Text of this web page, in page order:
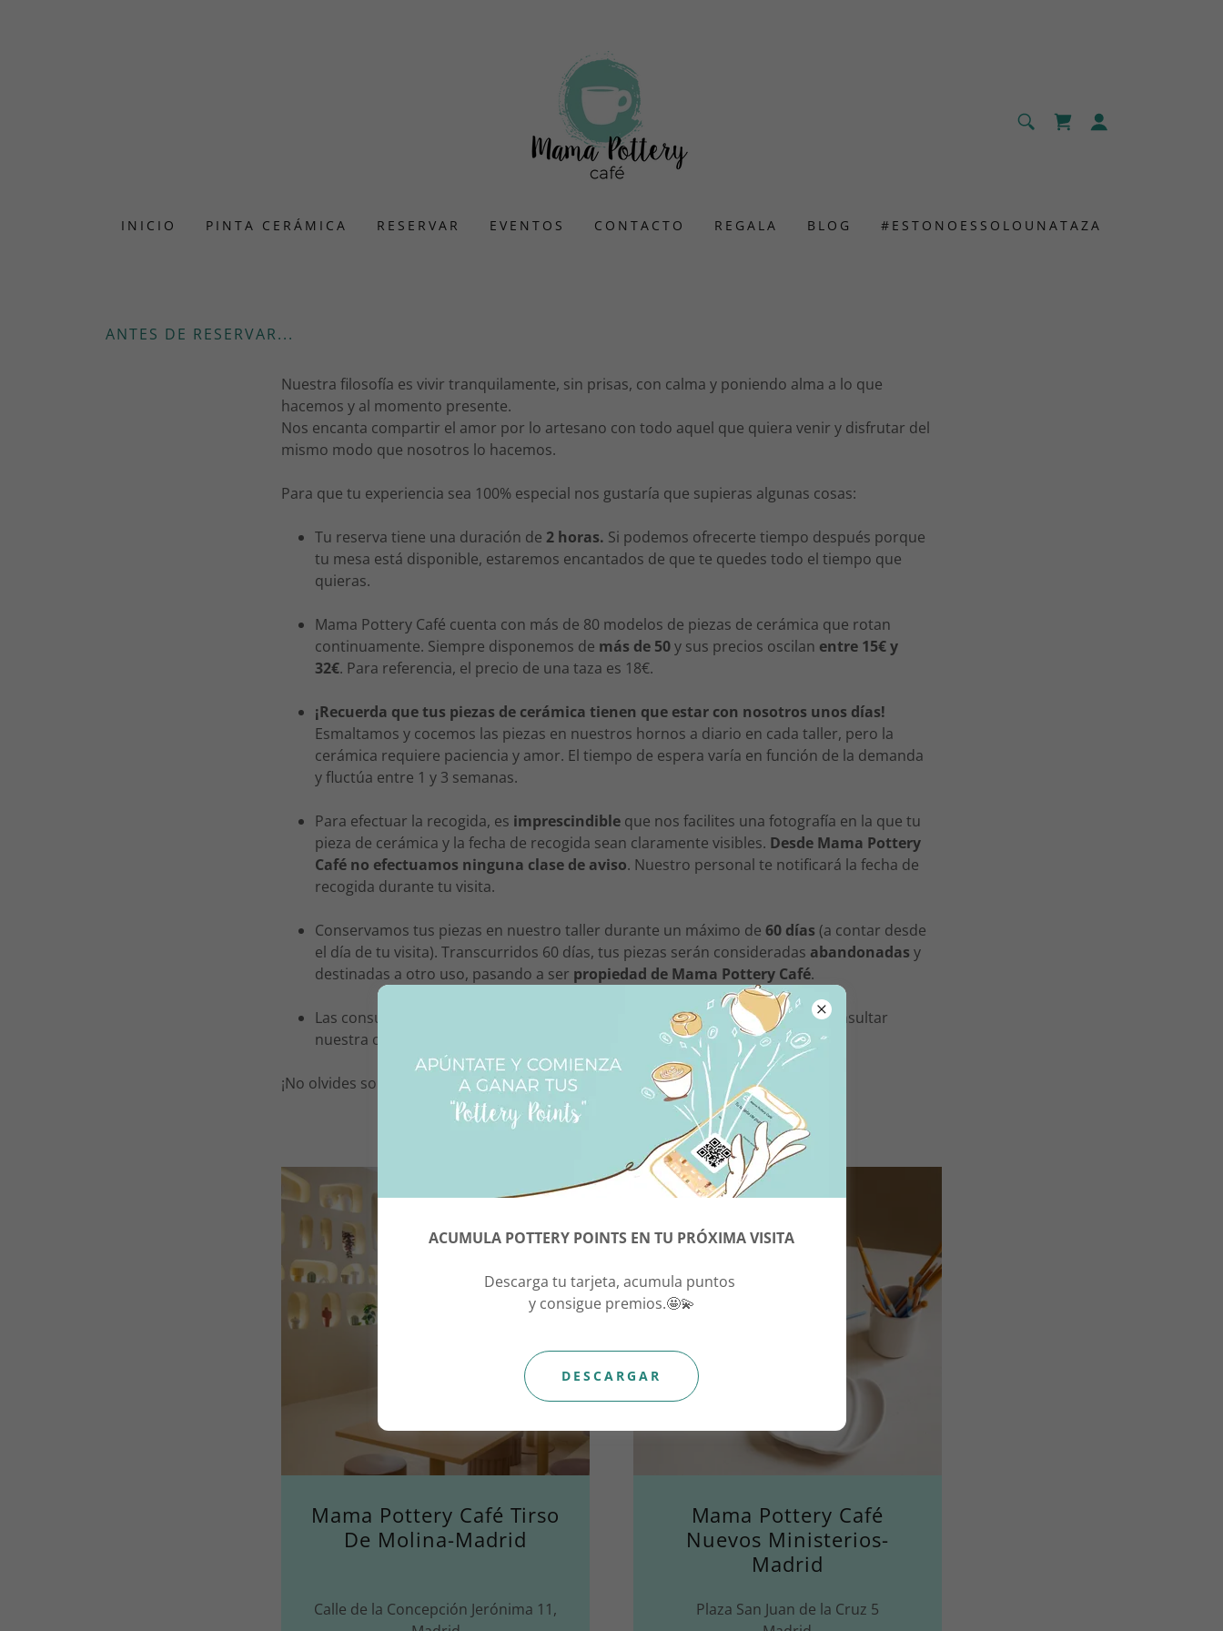
INICIO PINTA CERÁMICA RESERVAR EVENTOS CONTACTO REGALA BLOG #ESTONOESSOLOUNATAZA
ANTES DE RESERVAR...
Nuestra filosofía es vivir tranquilamente, sin prisas, con calma y poniendo alma a lo que
hacemos y al momento presente.
Nos encanta compartir el amor por lo artesano con todo aquel que quiera venir y disfrutar del
mismo modo que nosotros lo hacemos.
Para que tu experiencia sea 100% especial nos gustaría que supieras algunas cosas:
Tu reserva tiene una duración de2 horas. Si podemos ofrecerte tiempo después porque
tu mesa está disponible, estaremos encantados de que te quedes todo el tiempo que
quieras.
Mama Pottery Café cuenta con más de 80 modelos de piezas de cerámica que rotan
continuamente. Siempre disponemos de más de 50y sus precios oscilan entre 15€ y
32€. Para referencia, el precio de una taza es 18€.
¡Recuerda que tus piezas de cerámica tienen que estar con nosotros unos días!
Esmaltamos y cocemos las piezas en nuestros hornos a diario en cada taller, pero la
cerámica requiere paciencia y amor. El tiempo de espera varía en función de la demanda
y fluctúa entre 1 y 3 semanas.
Para efectuar la recogida, es imprescindible que nos facilites una fotografía en la que tu
pieza de cerámica y la fecha de recogida sean claramente visibles. Desde Mama Pottery
Café no efectuamos ninguna clase de aviso. Nuestro personal te notificará la fecha de
recogida durante tu visita.
Conservamos tus piezas en nuestro taller durante un máximo de60 días (a contar desde
el día de tu visita). Transcurridos 60 días, tus piezas serán consideradas abandonadas y
destinadas a otro uso, pasando a ser propiedad de Mama Pottery Café.
Las consumiciones
están incluidas en el precio de la cerámica. Puedes consultar
nuestra carta en
¡No olvides sonreír antes de entrar! Nosotros te esperamos con una sonrisa :)
Mama Pottery Café Tirso
De Molina-Madrid
Calle de la Concepción Jerónima 11,
Mama Pottery Café
Nuevos Ministerios-
Madrid
Plaza San Juan de la Cruz 5
ACUMULA POTTERY POINTS EN TU PRÓXIMA VISITA
Descarga tu tarjeta, acumula puntos
y consigue premios.🤩💫
DESCARGAR